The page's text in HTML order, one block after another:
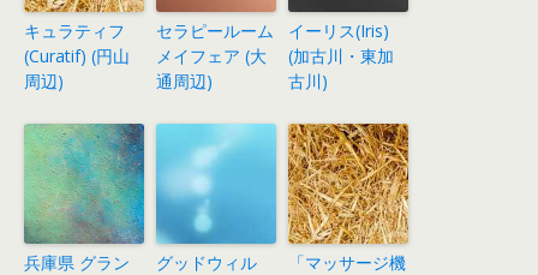
キュラティフ
(Curatif) (円山
周辺)
セラピールーム
メイフェア (大
通周辺)
イーリス(Iris)
(加古川・東加
古川)
兵庫県 グラン
グッドウィル
「マッサージ機